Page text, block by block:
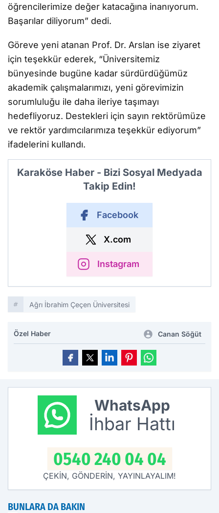
öğrencilerimize değer katacağına inanıyorum.
Başarılar diliyorum” dedi.
Göreve yeni atanan Prof. Dr. Arslan ise ziyaret
için teşekkür ederek, “Üniversitemiz
bünyesinde bugüne kadar sürdürdüğümüz
akademik çalışmalarımızı, yeni görevimizin
sorumluluğu ile daha ileriye taşımayı
hedefliyoruz. Destekleri için sayın rektörümüze
ve rektör yardımcılarımıza teşekkür ediyorum”
ifadelerini kullandı.
Karaköse Haber - Bizi Sosyal Medyada
Takip Edin!
Facebook
X.com
Instagram
Ağrı İbrahim Çeçen Üniversitesi
Özel Haber Canan Söğüt
WhatsApp
İhbar Hattı
0540 240 04 04
ÇEKİN, GÖNDERİN, YAYINLAYALIM!
BUNLARA DA BAKIN